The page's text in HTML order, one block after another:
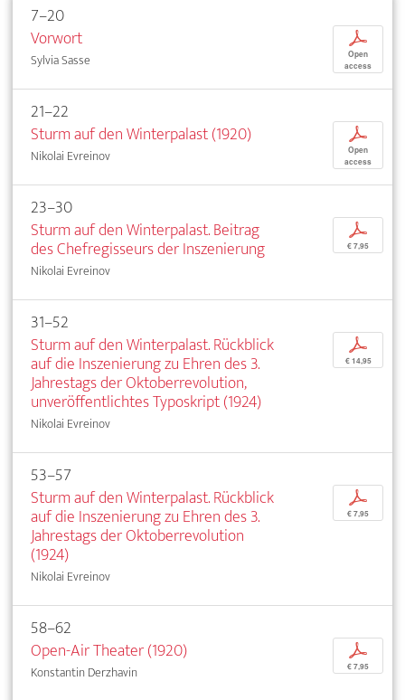
7–20
Vorwort
Sylvia Sasse
p
Open
access
21–22
Sturm auf den Winterpalast (1920)
Nikolai Evreinov
p
Open
access
23–30
Sturm auf den Winterpalast. Beitrag
des Chefregisseurs der Inszenierung
Nikolai Evreinov
p
€ 7,95
31–52
Sturm auf den Winterpalast. Rückblick
auf die Inszenierung zu Ehren des 3.
Jahrestags der Oktoberrevolution,
unveröffentlichtes Typoskript (1924)
Nikolai Evreinov
p
€ 14,95
53–57
Sturm auf den Winterpalast. Rückblick
auf die Inszenierung zu Ehren des 3.
Jahrestags der Oktoberrevolution
(1924)
Nikolai Evreinov
p
€ 7,95
58–62
Open-Air Theater (1920)
Konstantin Derzhavin
p
€ 7,95